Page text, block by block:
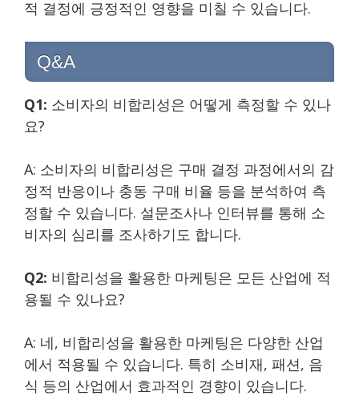
적 결정에 긍정적인 영향을 미칠 수 있습니다.
Q&A
Q1: 소비자의 비합리성은 어떻게 측정할 수 있나
요?
A: 소비자의 비합리성은 구매 결정 과정에서의 감
정적 반응이나 충동 구매 비율 등을 분석하여 측
정할 수 있습니다. 설문조사나 인터뷰를 통해 소
비자의 심리를 조사하기도 합니다.
Q2: 비합리성을 활용한 마케팅은 모든 산업에 적
용될 수 있나요?
A: 네, 비합리성을 활용한 마케팅은 다양한 산업
에서 적용될 수 있습니다. 특히 소비재, 패션, 음
식 등의 산업에서 효과적인 경향이 있습니다.